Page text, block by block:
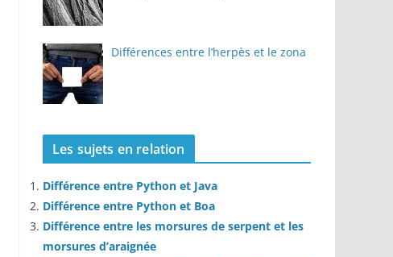
Différences entre l’herpès et le zona
Les sujets en relation
Différence entre Python et Java
Différence entre Python et Boa
Différence entre les morsures de serpent et les
morsures d’araignée